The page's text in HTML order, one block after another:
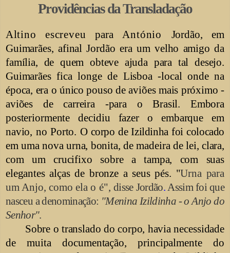
Providências daTransladação
Altino escreveu paraAntónio Jordão, em
Guimarães, afinal Jordão era um velho amigo da
família, de quem obteve ajuda para tal desejo.
Guimarães fica longe de Lisboa -local onde na
época, era o único pouso de aviões mais próximo -
aviões de carreira -para o Brasil. Embora
posteriormente decidiu fazer o embarque em
navio, no Porto. O corpo de Izildinha foi colocado
em uma nova urna, bonita, de madeira de lei, clara,
com um crucifixo sobre a tampa, com suas
elegantes alças de bronze a seus pés. "Urna para
um Anjo, como ela o é",disse Jordão.Assim foi que
nasceu a denominação: "Menina Izildinha - o Anjo do
Senhor".
Sobre o translado do corpo, havia necessidade
de muita documentação, principalmente do